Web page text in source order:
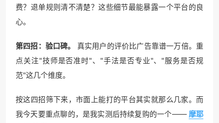
费？退单规则清不清楚？这些细节最能暴露一个平台的良
心。
第四招：验口碑。
真实用户的评价比广告靠谱一万倍。重
点关注"技师是否准时"、"手法是否专业"、"服务是否规
范"这几个维度。
按这四招筛下来，市面上能打的平台其实就那么几家。而
我今天要重点聊的，是我实测后持续复购的一个—— 摩耶